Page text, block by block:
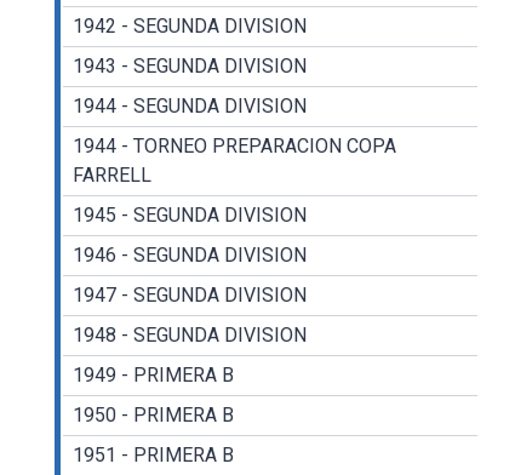
1942 - SEGUNDA DIVISION
1943 - SEGUNDA DIVISION
1944 - SEGUNDA DIVISION
1944 - TORNEO PREPARACION COPA
FARRELL
1945 - SEGUNDA DIVISION
1946 - SEGUNDA DIVISION
1947 - SEGUNDA DIVISION
1948 - SEGUNDA DIVISION
1949 - PRIMERA B
1950 - PRIMERA B
1951 - PRIMERA B